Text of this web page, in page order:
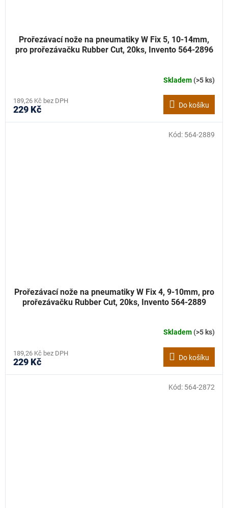
Prořezávací nože na pneumatiky W Fix 5, 10-14mm,
pro prořezávačku Rubber Cut, 20ks, Invento 564-2896
Skladem(>5 ks)
189,26 Kč bez DPH
229 Kč Do košíku
Prořezávací nože na pneumatiky W Fix 4, 9-10mm, pro
prořezávačku Rubber Cut, 20ks, Invento 564-2889
Skladem(>5 ks)
189,26 Kč bez DPH
229 Kč Do košíku
Kód: 564-2889
Kód: 564-2872